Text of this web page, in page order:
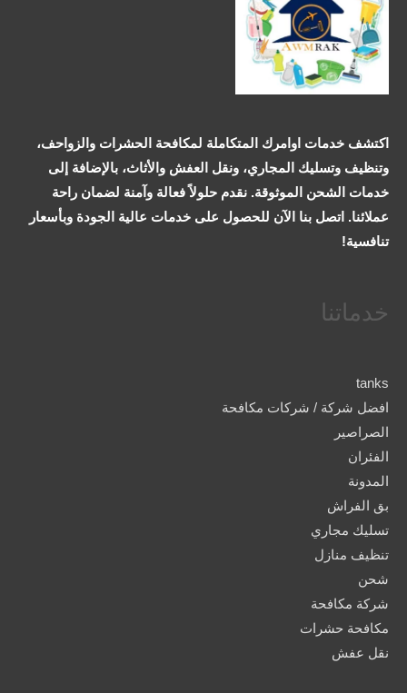
اكتشف خدمات اوامرك المتكاملة لمكافحة الحشرات والزواحف،
وتنظيف وتسليك المجاري، ونقل العفش والأثاث، بالإضافة إلى
خدمات الشحن الموثوقة. نقدم حلولاً فعالة وآمنة لضمان راحة
عملائنا. اتصل بنا الآن للحصول على خدمات عالية الجودة وبأسعار
تنافسية!
خدماتنا
tanks
افضل شركة / شركات مكافحة
الصراصير
الفئران
المدونة
بق الفراش
تسليك مجاري
تنظيف منازل
شحن
شركة مكافحة
مكافحة حشرات
نقل عفش